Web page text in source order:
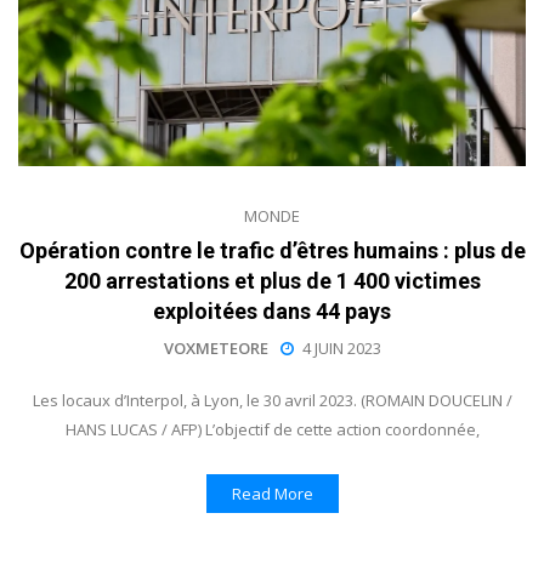
MONDE
Opération contre le trafic d’êtres humains : plus de
200 arrestations et plus de 1 400 victimes
exploitées dans 44 pays
VOXMETEORE 4 JUIN 2023
Les locaux d’Interpol, à Lyon, le 30 avril 2023. (ROMAIN DOUCELIN /
HANS LUCAS / AFP) L’objectif de cette action coordonnée,
Read More